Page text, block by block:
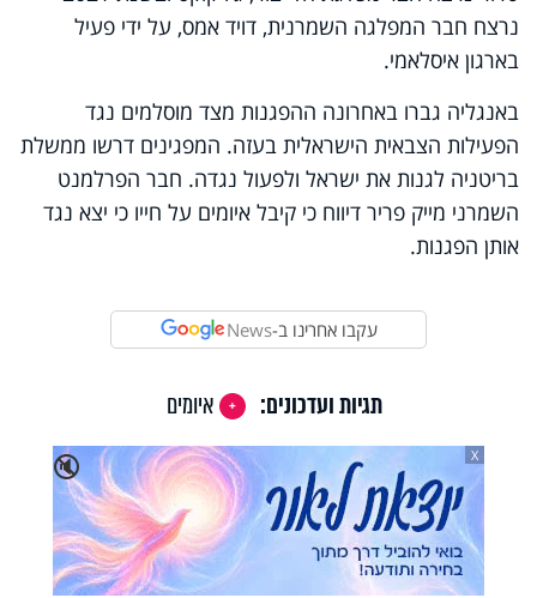
נרצח חבר המפלגה השמרנית, דויד אמס, על ידי פעיל
בארגון איסלאמי.
באנגליה גברו באחרונה ההפגנות מצד מוסלמים נגד
הפעילות הצבאית הישראלית בעזה. המפגינים דרשו ממשלת
בריטניה לגנות את ישראל ולפעול נגדה. חבר הפרלמנט
השמרני מייק פריר דיווח כי קיבל איומים על חייו כי יצא נגד
אותן הפגנות.
עקבו אחרינו ב-News
תגיות ועדכונים:
איומים
🔇
X